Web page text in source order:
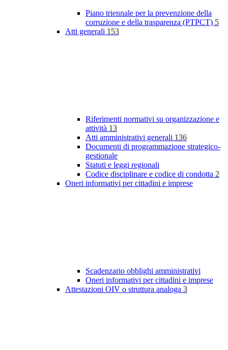
Piano triennale per la prevenzione della
corruzione e della trasparenza (PTPCT) 5
Atti generali 153
Riferimenti normativi su organizzazione e
attività 13
Atti amministrativi generali 136
Documenti di programmazione strategico-
gestionale
Statuti e leggi regionali
Codice disciplinare e codice di condotta 2
Oneri informativi per cittadini e imprese
Scadenzario obblighi amministrativi
Oneri informativi per cittadini e imprese
Attestazioni OIV o struttura analoga 3